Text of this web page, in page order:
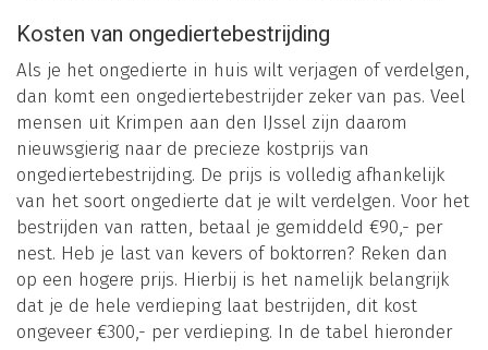
Kosten van ongediertebestrijding
Als je het ongedierte in huis wilt verjagen of verdelgen,
dan komt een ongediertebestrijder zeker van pas. Veel
mensen uit Krimpen aan den IJssel zijn daarom
nieuwsgierig naar de precieze kostprijs van
ongediertebestrijding. De prijs is volledig afhankelijk
van het soort ongedierte dat je wilt verdelgen. Voor het
bestrijden van ratten, betaal je gemiddeld €90,- per
nest. Heb je last van kevers of boktorren? Reken dan
op een hogere prijs. Hierbij is het namelijk belangrijk
dat je de hele verdieping laat bestrijden, dit kost
ongeveer €300,- per verdieping. In de tabel hieronder